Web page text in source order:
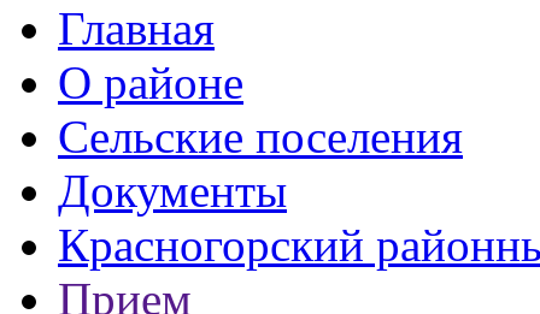
Главная
О районе
Сельские поселения
Документы
Красногорский
Прием